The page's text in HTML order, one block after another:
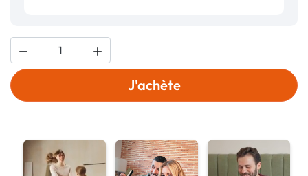
 
J'achète